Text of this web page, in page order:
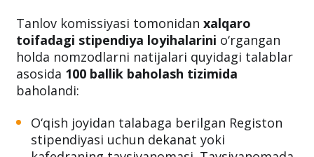
Tanlov komissiyasi tomonidan xalqaro
toifadagi stipendiya loyihalarini o‘rgangan
holda nomzodlarni natijalari quyidagi talablar
asosida 100 ballik baholash tizimida
baholandi:
O‘qish joyidan talabaga berilgan Registon
stipendiyasi uchun dekanat yoki